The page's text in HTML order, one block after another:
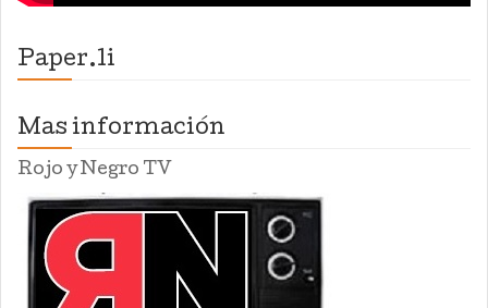
Paper.li
Mas información
Rojo y Negro TV